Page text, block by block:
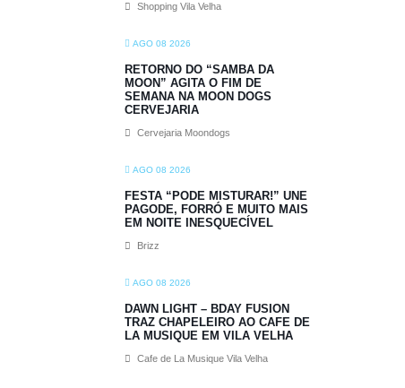
Shopping Vila Velha
AGO 08 2026
RETORNO DO “SAMBA DA
MOON” AGITA O FIM DE
SEMANA NA MOON DOGS
CERVEJARIA
Cervejaria Moondogs
AGO 08 2026
FESTA “PODE MISTURAR!” UNE
PAGODE, FORRÓ E MUITO MAIS
EM NOITE INESQUECÍVEL
Brizz
AGO 08 2026
DAWN LIGHT – BDAY FUSION
TRAZ CHAPELEIRO AO CAFE DE
LA MUSIQUE EM VILA VELHA
Cafe de La Musique Vila Velha